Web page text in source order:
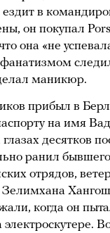
в
он покупал
она «не
маникюр.
прибыл в
на имя
десятков
ранил
отрядов,
Зелимхана
когда он
электроскутере.